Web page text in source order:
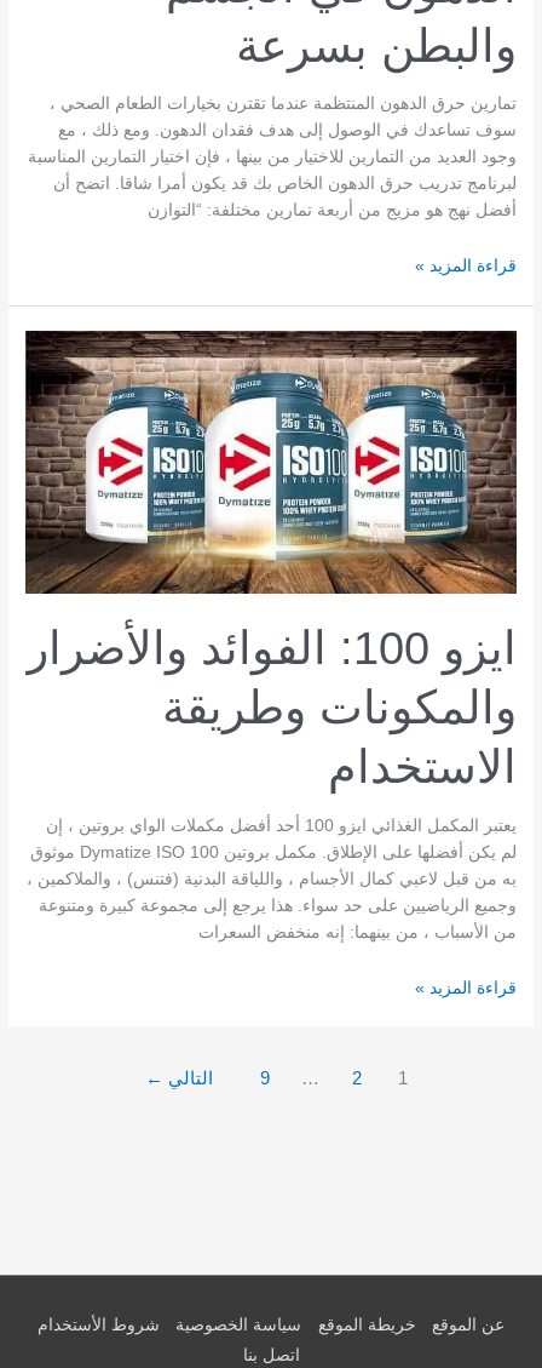
والبطن بسرعة
تمارين حرق الدهون المنتظمة عندما تقترن بخيارات الطعام الصحي ،
سوف تساعدك في الوصول إلى هدف فقدان الدهون. ومع ذلك ، مع
وجود العديد من التمارين للاختيار من بينها ، فإن اختيار التمارين المناسبة
لبرنامج تدريب حرق الدهون الخاص بك قد يكون أمرا شاقا. اتضح أن
أفضل نهج هو مزيج من أربعة تمارين مختلفة: “التوازن
أفضل
الدهون
في
الجسم
والبطن
بسرعة
قراءة المزيد »
ايزو 100: الفوائد والأضرار
والمكونات وطريقة
الاستخدام
يعتبر المكمل الغذائي ايزو 100 أحد أفضل مكملات الواي بروتين ، إن
لم يكن أفضلها على الإطلاق. مكمل بروتين Dymatize ISO 100 موثوق
به من قبل لاعبي كمال الأجسام ، واللياقة البدنية (فتنس) ، والملاكمين ،
وجميع الرياضيين على حد سواء. هذا يرجع إلى مجموعة كبيرة ومتنوعة
من الأسباب ، من بينهما: إنه منخفض السعرات
ايزو
قراءة المزيد »
1
2
…
9 التالي ←
عن الموقع خريطة الموقع سياسة الخصوصية
شروط الأستخدام
اتصل بنا